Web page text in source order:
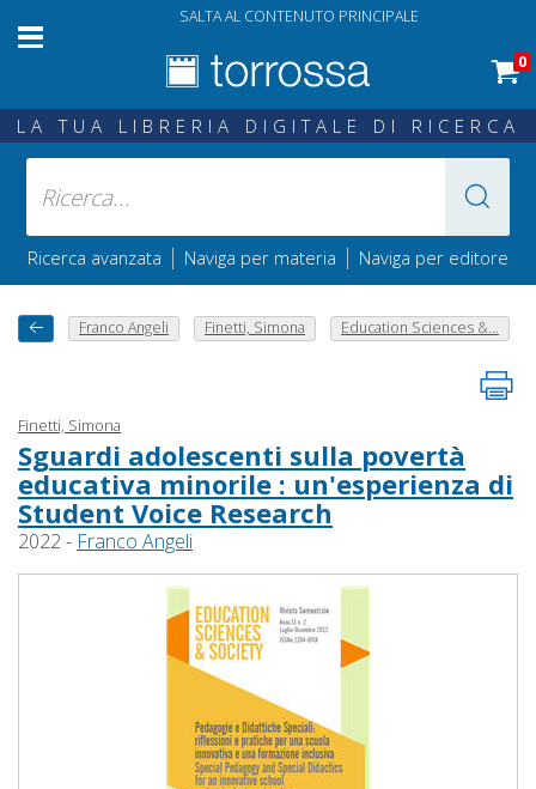
SALTA AL CONTENUTO PRINCIPALE
0
LA TUA LIBRERIA DIGITALE DI RICERCA
Ricerca avanzata | Naviga per materia | Naviga per editore
Franco Angeli Finetti, Simona Education Sciences &...
Finetti, Simona
Sguardi adolescenti sulla povertà
educativa minorile : un'esperienza di
Student Voice Research
2022 - Franco Angeli